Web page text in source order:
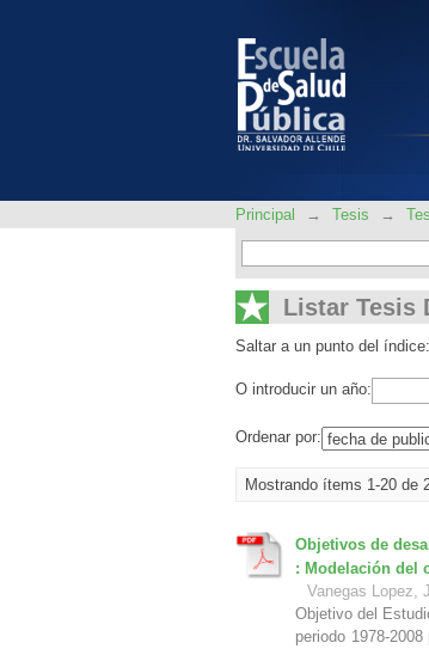
Principal → Tesis →
Listar Tesis
Saltar a un punto del índice:
O introducir un año:
Ordenar por:
Mostrando ítems 1-20 de
Objetivos de
: Modelación del
Vanegas Lopez,
Objetivo del
periodo 1978-